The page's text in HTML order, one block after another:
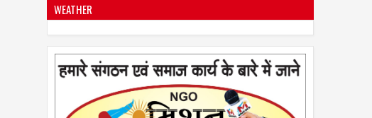
स्त्रियां गुरु क्यों नही बन सकती
2022 0
WEATHER